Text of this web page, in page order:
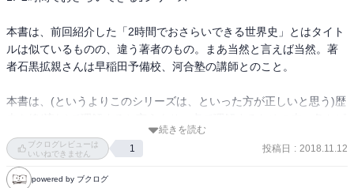
本書は、前回紹介した「2時間でおさらいできる世界史」とはタイト
ルは似ているものの、違う著者のもの。まあ当然と言えば当然。著
者石黒拡親さんは早稲田予備校、河合塾の講師とのこと。
本書は、(というよりこのシリーズは、といった方が正しいと思う)歴
ックはポイントを押さえていて分かりやすい。なので、教科書のお
さらいをするには最適。一方で、歴史好きが歴史を学ぶにはちょっ
と不適かな。同シリーズでは他に中学理科があるらしい。
続きを読む
ブクログレビューは
いいねできません
1 投稿日 : 2018.11.12
powered by ブクログ